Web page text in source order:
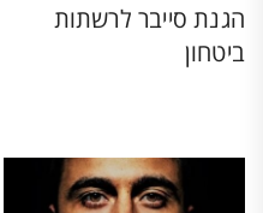
הגנת סייבר לרשתות
ביטחון